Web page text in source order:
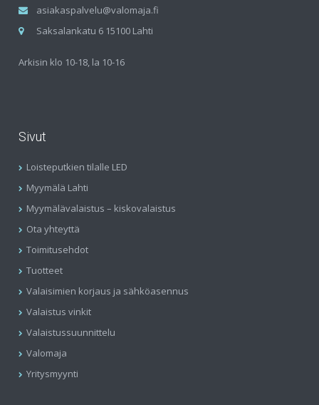
asiakaspalvelu@valomaja.fi
Saksalankatu 6 15100 Lahti
Arkisin klo 10-18, la 10-16
Sivut
Loisteputkien tilalle LED
Myymälä Lahti
Myymälävalaistus – kiskovalaistus
Ota yhteyttä
Toimitusehdot
Tuotteet
Valaisimien korjaus ja sähköasennus
Valaistus vinkit
Valaistussuunnittelu
Valomaja
Yritysmyynti